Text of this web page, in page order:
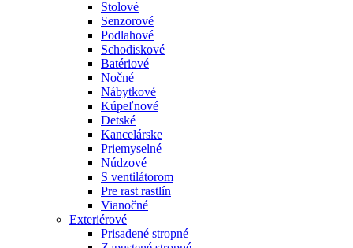
Stolové
Senzorové
Podlahové
Schodiskové
Batériové
Nočné
Nábytkové
Kúpeľnové
Detské
Kancelárske
Priemyselné
Núdzové
S ventilátorom
Pre rast rastlín
Vianočné
Exteriérové
Prisadené stropné